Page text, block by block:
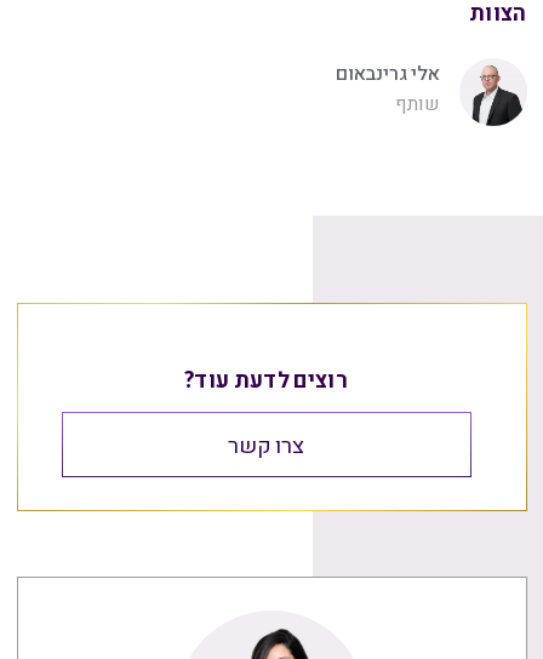
הצוות
אלי גרינבאום
שותף
רוצים לדעת עוד?
צרו קשר